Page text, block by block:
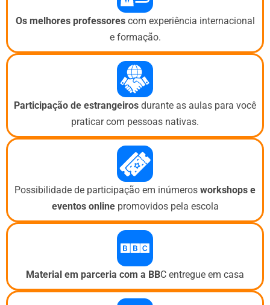
Os melhores professorescom experiência internacional
e formação.
Participação de estrangeiros durante as aulas para você
praticar com pessoas nativas.
Possibilidade de participação em inúmeros workshops e
eventos online promovidos pela escola
Material em parceria com a BBC entregue em casa